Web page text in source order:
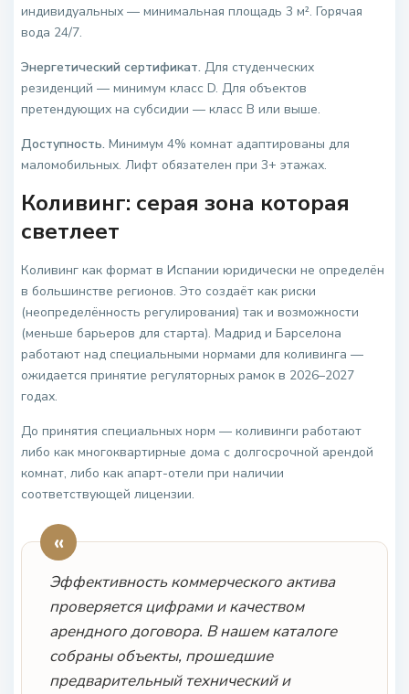
индивидуальных — минимальная площадь 3 м². Горячая
вода 24/7.
Энергетический сертификат. Для студенческих
резиденций — минимум класс D. Для объектов
претендующих на субсидии — класс B или выше.
Доступность. Минимум 4% комнат адаптированы для
маломобильных. Лифт обязателен при 3+ этажах.
Коливинг: серая зона которая
светлеет
Коливинг как формат в Испании юридически не определён
в большинстве регионов. Это создаёт как риски
(неопределённость регулирования) так и возможности
(меньше барьеров для старта). Мадрид и Барселона
работают над специальными нормами для коливинга —
ожидается принятие регуляторных рамок в 2026–2027
годах.
До принятия специальных норм — коливинги работают
либо как многоквартирные дома с долгосрочной арендой
комнат, либо как апарт-отели при наличии
соответствующей лицензии.
«
Эффективность коммерческого актива
проверяется цифрами и качеством
арендного договора. В нашем каталоге
собраны объекты, прошедшие
предварительный технический и